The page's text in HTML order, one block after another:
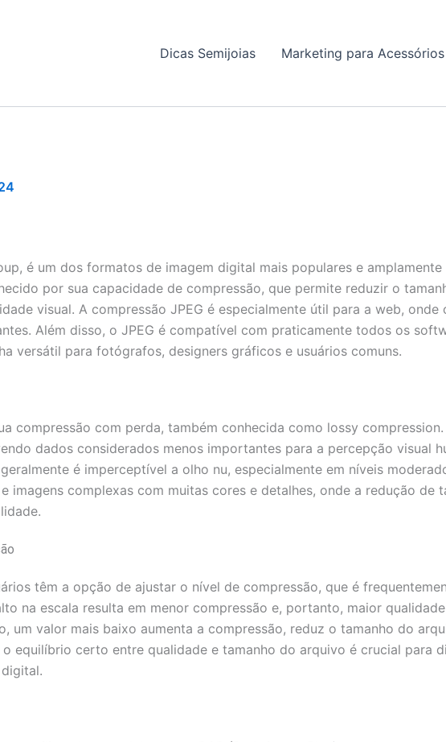
Dicas Semijoias Marketing para Acessórios
é um dos formatos de imagem digital mais populares e
por sua capacidade de compressão, que permite reduzir o
visual. A compressão JPEG é especialmente útil para a web,
Além disso, o JPEG é compatível com praticamente todos os
versátil para fotógrafos, designers gráficos e usuários comuns.
compressão com perda, também conhecida como lossy
dados considerados menos importantes para a percepção visual
é imperceptível a olho nu, especialmente em níveis
complexas com muitas cores e detalhes, onde a redução de
têm a opção de ajustar o nível de compressão, que é
na escala resulta em menor compressão e, portanto, maior
um valor mais baixo aumenta a compressão, reduz o tamanho do
equilíbrio certo entre qualidade e tamanho do arquivo é crucial para